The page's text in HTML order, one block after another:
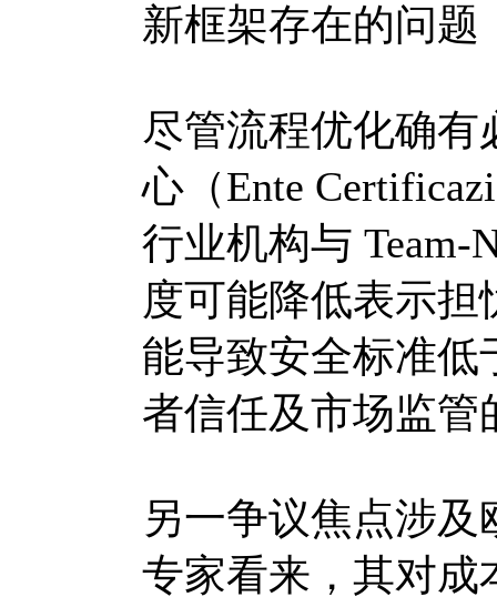
新框架存在的问题
尽管流程优化确有
心（Ente
行业机构与
度可能降低表示
能导致安全标准低
者信任及市场监管
另一争议焦点涉
专家看来，其对成